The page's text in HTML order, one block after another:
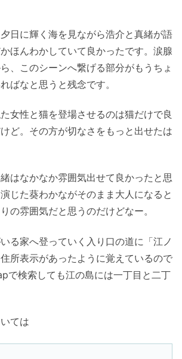
日に輝く海を見ながら浩介と真緒が語
ほんわかしていて良かったです。涙腺
、このシーンへ繋げる部分がもうちょ
ばなと思うと残念です。
女性と猫を登場させるのは猫だけで良
ど。その方が切なさをもっと出せたは
はなかなか雰囲気出せて良かったと思
じた葵わかながそのまま大人になると
の雰囲気だと思うのだけどなー。
る家へ登っていく入り口の道に「江ノ
所表示があったように覚えているので
で検索しても江の島には一丁目と二丁
ては